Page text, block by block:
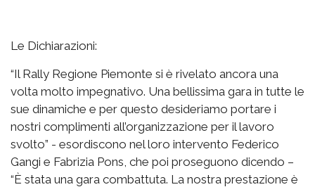
Le Dichiarazioni:
“Il Rally Regione Piemonte si è rivelato ancora una
volta molto impegnativo. Una bellissima gara in tutte le
sue dinamiche e per questo desideriamo portare i
nostri complimenti all’organizzazione per il lavoro
svolto” - esordiscono nel loro intervento Federico
Gangi e Fabrizia Pons, che poi proseguono dicendo –
“È stata una gara combattuta. La nostra prestazione è